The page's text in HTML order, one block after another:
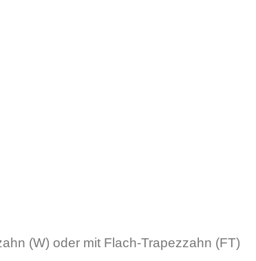
(W) oder mit Flach-Trapezzahn (FT)